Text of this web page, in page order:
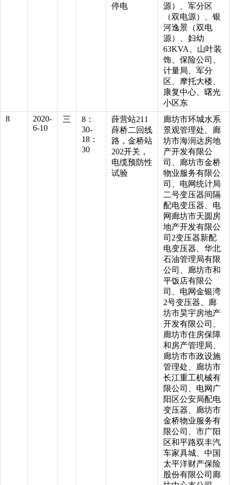
停电
源）、军分区
（双电源）、银
河逸景（双电
源）、妇幼
63KVA、山叶装
饰、保险公司、
计量局、军分
区、摩托大楼、
康复中心、曙光
小区东
8
2020-
6-10
三
8：
30-
18：
30
薛营站211
薛桥二回线
路，金桥站
202开关，
电缆预防性
试验
廊坊市环城水系
景观管理处、廊
坊市海润达房地
产开发有限公
司、廊坊市金桥
物业服务有限公
司、电网统计局
二号变压器间隔
配电变压器、电
网廊坊市天圆房
地产开发有限公
司2变压器新配
电变压器、华北
石油管理局有限
公司、廊坊市和
平饭店有限公
司、电网金银湾
2号变压器、廊
坊市昊宇房地产
开发有限公司、
廊坊市住房保障
和房产管理局、
廊坊市市政设施
管理处、廊坊市
长江重工机械有
限公司、电网广
阳区公安局配电
变压器、廊坊市
金桥物业服务有
限公司、市广阳
区和平路双丰汽
车家具城、中国
太平洋财产保险
股份有限公司廊